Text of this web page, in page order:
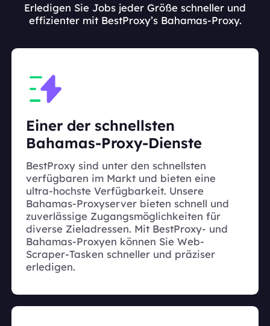
Erledigen Sie Jobs jeder Größe schneller und
effizienter mit BestProxy’s Bahamas-Proxy.
Einer der schnellsten
Bahamas-Proxy-Dienste
BestProxy sind unter den schnellsten
verfügbaren im Markt und bieten eine
ultra-hochste Verfügbarkeit. Unsere
Bahamas-Proxyserver bieten schnell und
zuverlässige Zugangsmöglichkeiten für
diverse Zieladressen. Mit BestProxy- und
Bahamas-Proxyen können Sie Web-
Scraper-Tasken schneller und präziser
erledigen.